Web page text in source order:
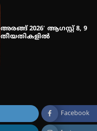
അരങ്ങ് 2026′ ആഗസ്റ്റ് 8, 9
തീയതികളിൽ
Facebook